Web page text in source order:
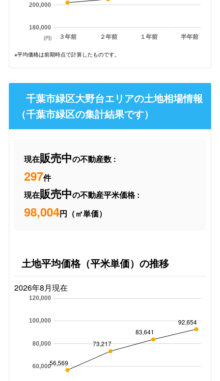
３年前 ２年前 １年前 半年前
180,000
200,000
(円)
※平均価格は前期時点で計算したものです。
千葉市緑区大野台エリアの土地相場情報
（千葉市緑区の集計結果です）
現在販売中の不動産数 :
297件
現在販売中の不動産平米価格 :
98,004円（㎡単価）
土地平均価格（平米単価）の推移
2026年8月現在
60,000
80,000
100,000
120,000
56,569
73,217
83,641
92,654